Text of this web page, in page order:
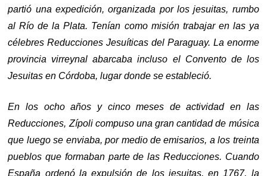
partió una expedición, organizada por los jesuitas, rumbo
al Río de la Plata. Tenían como misión trabajar en las ya
célebres Reducciones Jesuíticas del Paraguay. La enorme
provincia virreynal abarcaba incluso el Convento de los
Jesuitas en Córdoba, lugar donde se estableció.
En los ocho años y cinco meses de actividad en las
Reducciones, Zípoli compuso una gran cantidad de música
que luego se enviaba, por medio de emisarios, a los treinta
pueblos que formaban parte de las Reducciones. Cuando
España ordenó la expulsión de los jesuitas, en 1767, la